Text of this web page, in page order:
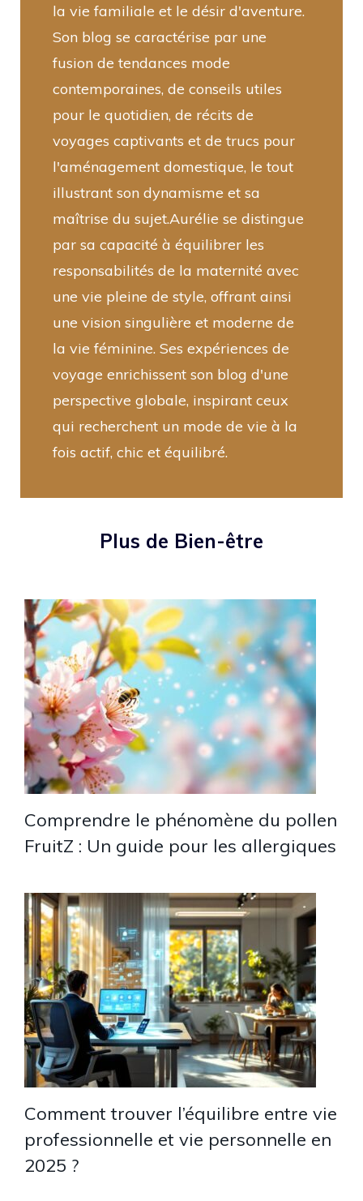
la vie familiale et le désir d'aventure.
Son blog se caractérise par une
fusion de tendances mode
contemporaines, de conseils utiles
pour le quotidien, de récits de
voyages captivants et de trucs pour
l'aménagement domestique, le tout
illustrant son dynamisme et sa
maîtrise du sujet.Aurélie se distingue
par sa capacité à équilibrer les
responsabilités de la maternité avec
une vie pleine de style, offrant ainsi
une vision singulière et moderne de
la vie féminine. Ses expériences de
voyage enrichissent son blog d'une
perspective globale, inspirant ceux
qui recherchent un mode de vie à la
fois actif, chic et équilibré.
Plus de Bien-être
Comprendre le phénomène du pollen
FruitZ : Un guide pour les allergiques
Comment trouver l’équilibre entre vie
professionnelle et vie personnelle en
2025 ?